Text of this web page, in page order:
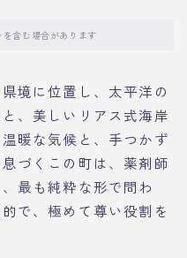
含む場合があります
境に位置し、太平洋の
、美しいリアス式海岸
暖な気候と、手つかず
づくこの町は、薬剤師
最も純粋な形で問わ
で、極めて尊い役割を